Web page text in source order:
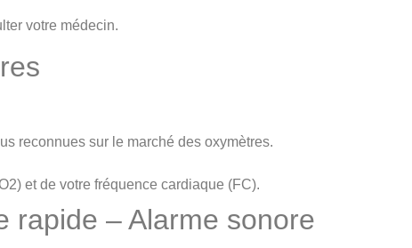
votre médecin.
reconnues sur le marché des oxymètres.
et de votre fréquence cardiaque (FC).
rapide – Alarme sonore